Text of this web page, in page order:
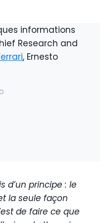
informations
Research and
, Ernesto
d’un principe : le
la seule façon
de faire ce que